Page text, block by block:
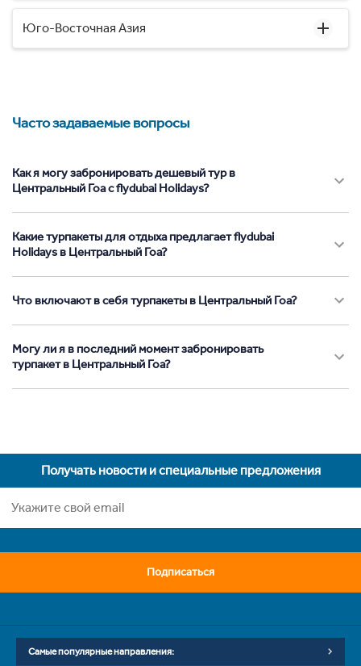
Юго-Восточная Азия
Часто задаваемые вопросы
Как я могу забронировать дешевый тур в
Центральный Гоа с flydubai Holidays?
Какие турпакеты для отдыха предлагает flydubai
Holidays в Центральный Гоа?
Что включают в себя турпакеты в Центральный Гоа?
Могу ли я в последний момент забронировать
турпакет в Центральный Гоа?
Получать новости и специальные предложения
Подписаться
Самые популярные направления: